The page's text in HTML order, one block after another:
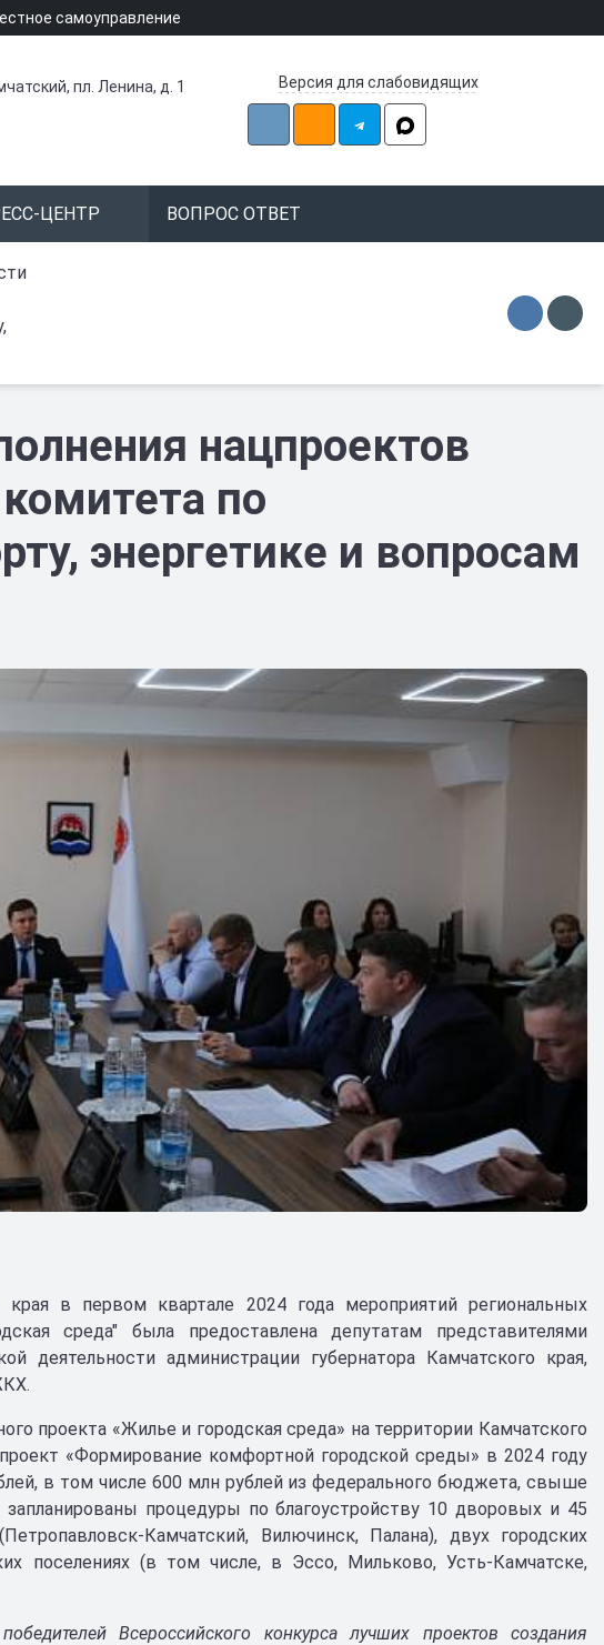
самоуправление
пл. Ленина, д. 1
Версия для слабовидящих
ЦЕНТР ВОПРОС ОТВЕТ
нацпроектов
по
энергетике и вопросам
в первом квартале 2024 года мероприятий региональных
среда" была предоставлена депутатам представителями
деятельности администрации губернатора Камчатского края,
проекта «Жилье и городская среда» на территории Камчатского
«Формирование комфортной городской среды» в 2024 году
в том числе 600 млн рублей из федерального бюджета, свыше
процедуры по благоустройству 10 дворовых и 45
Камчатский, Вилючинск, Палана), двух городских
поселениях (в том числе, в Эссо, Мильково, Усть-Камчатске,
Всероссийского конкурса лучших проектов создания